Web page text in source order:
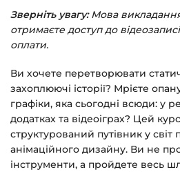
Питання?Пишіть на
чат на сайті.
Зверніть увагу:Мова викладання
отримаєте доступ до
оплати.
Ви хочете перетворювати
захоплюючі історії? Мрієте
графіки, яка сьогодні всюди: у
додатках та відеоіграх? Цей
структурований путівник у світ
анімаційного дизайну. Ви не
інструменти, а пройдете весь